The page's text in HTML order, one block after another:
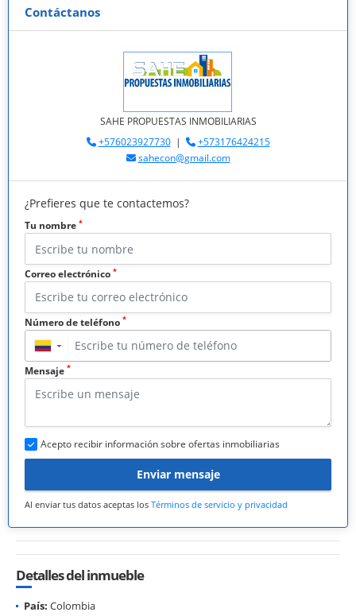
Contáctanos
SAHE PROPUESTAS INMOBILIARIAS
+576023927730|
+573176424215
sahecon@gmail.com
¿Prefieres que te contactemos?
Tu nombre *
Correo electrónico *
Número de teléfono *
▼
Mensaje *
Acepto recibir información sobre ofertas inmobiliarias
Enviar mensaje
Al enviar tus datos aceptas los Términos de servicio y privacidad
Detalles del inmueble
País: Colombia